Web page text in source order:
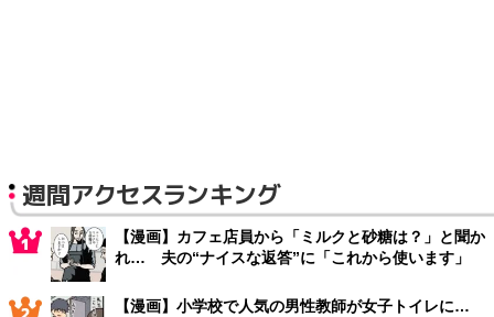
週間アクセスランキング
【漫画】カフェ店員から「ミルクと砂糖は？」と聞か
れ… 夫の“ナイスな返答”に「これから使います」
【漫画】小学校で人気の男性教師が女子トイレに…